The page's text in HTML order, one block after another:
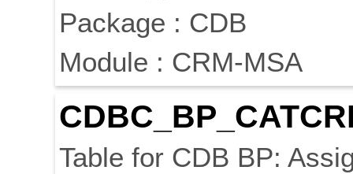
Package : CDB
Module : CRM-MSA
Table for CDB BP: